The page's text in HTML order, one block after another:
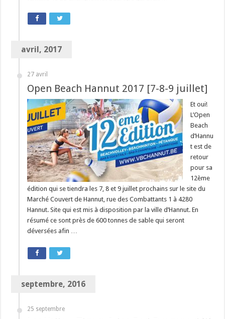
avril, 2017
27 avril
Open Beach Hannut 2017 [7-8-9 juillet]
Et oui!
L’Open
Beach
d’Hannu
t est de
retour
pour sa
12ème
édition qui se tiendra les 7, 8 et 9 juillet prochains sur le site du
Marché Couvert de Hannut, rue des Combattants 1 à 4280
Hannut. Site qui est mis à disposition par la ville d’Hannut. En
résumé ce sont près de 600 tonnes de sable qui seront
déversées afin …
septembre, 2016
25 septembre